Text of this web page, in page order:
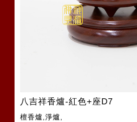
八吉祥香爐-紅色+座D7
檀香爐,淨爐,